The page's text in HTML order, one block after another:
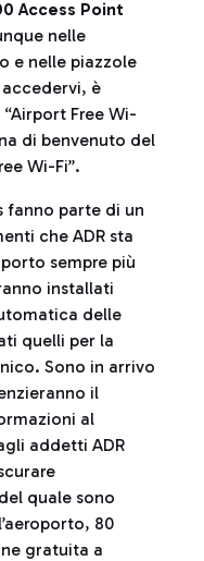
Access Point
nelle
e nelle piazzole
è
Free Wi-
di benvenuto del
Wi-Fi”.
fanno parte di un
che ADR sta
sempre più
installati
delle
quelli per la
Sono in arrivo
il
al
addetti ADR
quale sono
80
gratuita a